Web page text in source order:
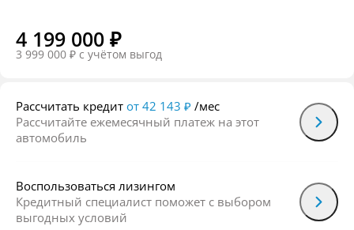
4 199 000 ₽
3 999 000 ₽ c учётом выгод
Рассчитать кредит от 42 143 ₽ /мес
Рассчитайте ежемесячный платеж на этот
автомобиль
Воспользоваться лизингом
Кредитный специалист поможет с выбором
выгодных условий